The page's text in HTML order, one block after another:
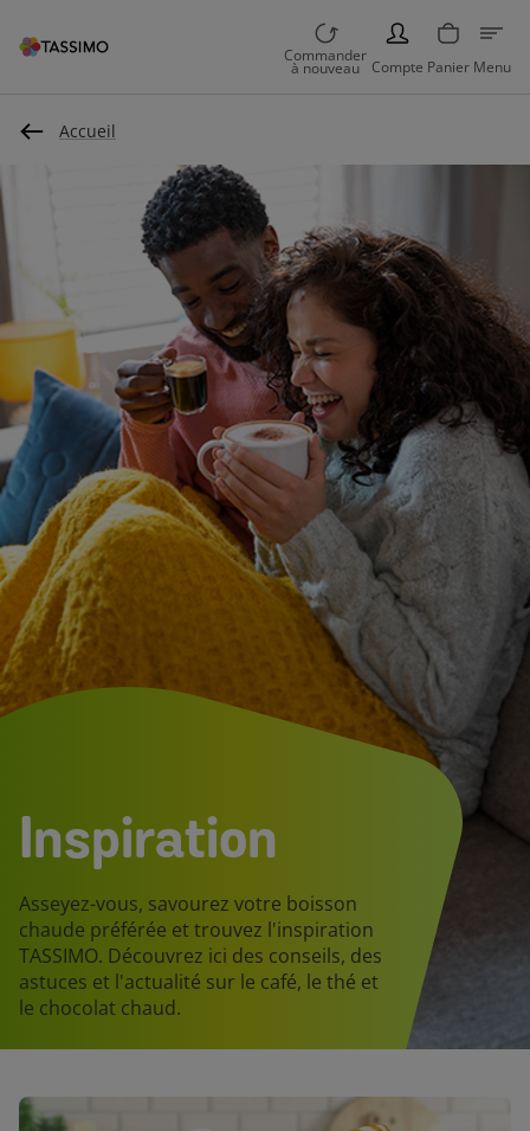
Commander
à nouveau
PERSON
Compte Panier Menu
Accueil
Inspiration
Asseyez-vous, savourez votre boisson
chaude préférée et trouvez l'inspiration
TASSIMO. Découvrez ici des conseils, des
astuces et l'actualité sur le café, le thé et
le chocolat chaud.